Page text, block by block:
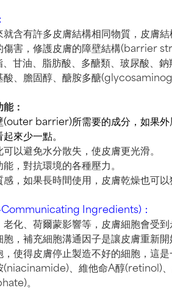
含有許多皮膚結構相同物質，皮膚
傷害，修護皮膚的障壁結構(barrier
甘油、脂肪酸、多醣類、玻尿酸、
、膽固醇、醣胺多醣
：
(outer barrier)所需要的成分，如果
來少一點。
以避免水分散失，使皮膚更光滑。
，對抗環境的各種壓力。
，如果長時間使用，皮膚乾燥也可以
Communicating Ingredients)：
化、荷爾蒙影響等，皮膚細胞會受
，補充細胞溝通因子是讓皮膚重新
使得皮膚停止製造不好的細胞，這
(niacinamide)、維他命A醇(retinol)
。